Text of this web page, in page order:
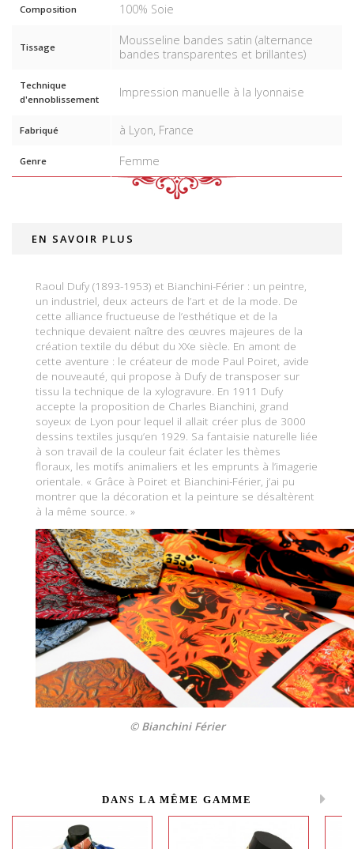
Composition 100% Soie
Tissage
Mousseline bandes satin (alternance
bandes transparentes et brillantes)
Technique
d'ennoblissement
Impression manuelle à la lyonnaise
Fabriqué à Lyon, France
Genre Femme
EN SAVOIR PLUS
Raoul Dufy (1893-1953) et Bianchini-Férier : un peintre,
un industriel, deux acteurs de l’art et de la mode. De
cette alliance fructueuse de l’esthétique et de la
technique devaient naître des œuvres majeures de la
création textile du début du XXe siècle. En amont de
cette aventure : le créateur de mode Paul Poiret, avide
de nouveauté, qui propose à Dufy de transposer sur
tissu la technique de la xylogravure. En 1911 Dufy
accepte la proposition de Charles Bianchini, grand
soyeux de Lyon pour lequel il allait créer plus de 3000
dessins textiles jusqu’en 1929. Sa fantaisie naturelle liée
à son travail de la couleur fait éclater les thèmes
floraux, les motifs animaliers et les emprunts à l’imagerie
orientale. « Grâce à Poiret et Bianchini-Férier, j’ai pu
montrer que la décoration et la peinture se désaltèrent
à la même source. »
© Bianchini Férier
DANS LA MÊME GAMME